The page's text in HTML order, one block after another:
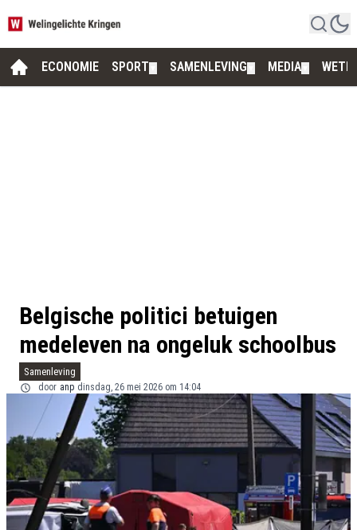
ECONOMIE SPORT SAMENLEVING MEDIA
Belgische politici betuigen
medeleven na ongeluk schoolbus
Samenleving
door anp dinsdag, 26 mei 2026 om 14:04